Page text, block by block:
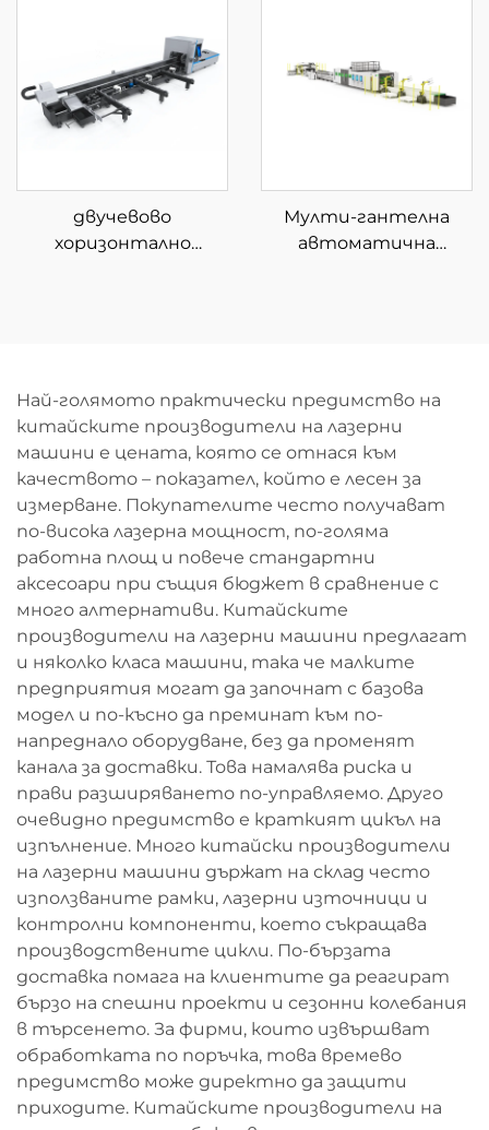
двучевово
хоризонтално
Мулти-гантелна
автоматична
Най-голямото практически предимство на
китайските производители на лазерни
машини е цената, която се отнася към
качеството – показател, който е лесен за
измерване. Покупателите често получават
по-висока лазерна мощност, по-голяма
работна площ и повече стандартни
аксесоари при същия бюджет в сравнение с
много алтернативи. Китайските
производители на лазерни машини предлагат
и няколко класа машини, така че малките
предприятия могат да започнат с базова
модел и по-късно да преминат към по-
напреднало оборудване, без да променят
канала за доставки. Това намалява риска и
прави разширяването по-управляемо. Друго
очевидно предимство е краткият цикъл на
изпълнение. Много китайски производители
на лазерни машини държат на склад често
използваните рамки, лазерни източници и
контролни компоненти, което съкращава
производствените цикли. По-бързата
доставка помага на клиентите да реагират
бързо на спешни проекти и сезонни колебания
в търсенето. За фирми, които извършват
обработката по поръчка, това времево
предимство може директно да защити
приходите. Китайските производители на